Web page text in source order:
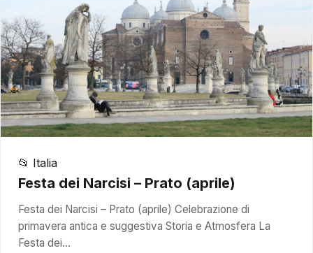
📂 Italia
Festa dei Narcisi – Prato (aprile)
Festa dei Narcisi – Prato (aprile) Celebrazione di
primavera antica e suggestiva Storia e Atmosfera La
Festa dei…